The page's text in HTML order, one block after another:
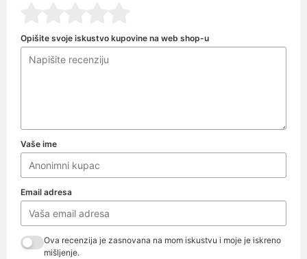
Opišite svoje iskustvo kupovine na web shop-u
Vaše ime
Email adresa
Ova recenzija je zasnovana na mom iskustvu i moje je iskreno
mišljenje.